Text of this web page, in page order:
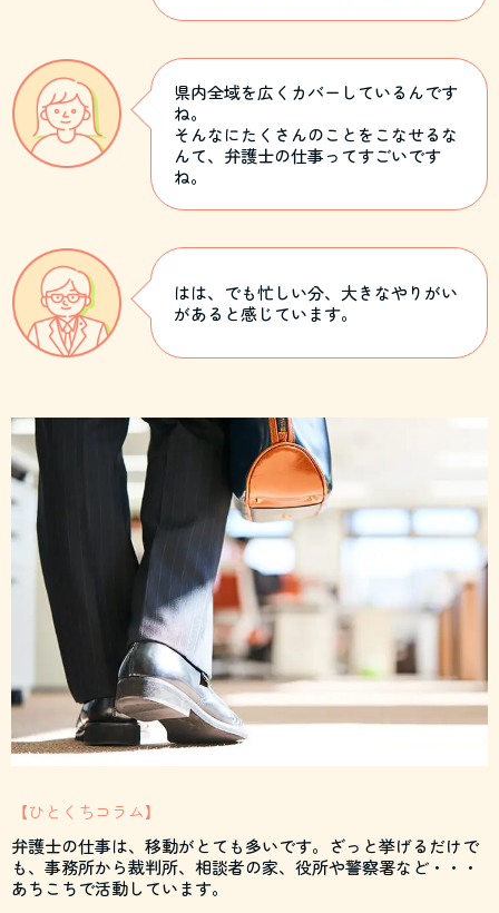
県内全域を広くカバーしているんです
ね。
そんなにたくさんのことをこなせるな
んて、弁護士の仕事ってすごいです
ね。
はは、でも忙しい分、大きなやりがい
があると感じています。
【ひとくちコラム】
弁護士の仕事は、移動がとても多いです。ざっと挙げるだけで
も、事務所から裁判所、相談者の家、役所や警察署など・・・
あちこちで活動しています。